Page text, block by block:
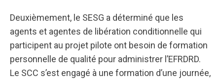
Deuxièmement, le SESG a déterminé que les
agents et agentes de libération conditionnelle qui
participent au projet pilote ont besoin de formation
personnelle de qualité pour administrer l’EFRDRD.
Le SCC s’est engagé à une formation d’une journée,